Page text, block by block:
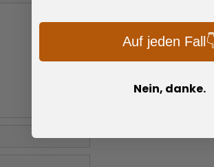
Auf jeden
Nein, danke.